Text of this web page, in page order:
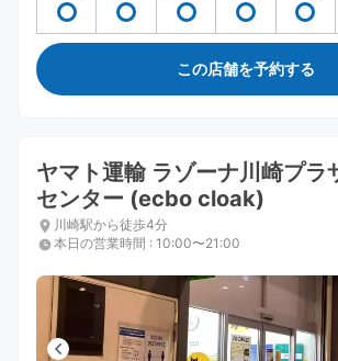
この店舗を予約する
ヤマト運輸 ラゾーナ川崎プラ
センター (ecbo cloak)
川崎駅から徒歩4分
本日の営業時間 : 10:00〜21:00